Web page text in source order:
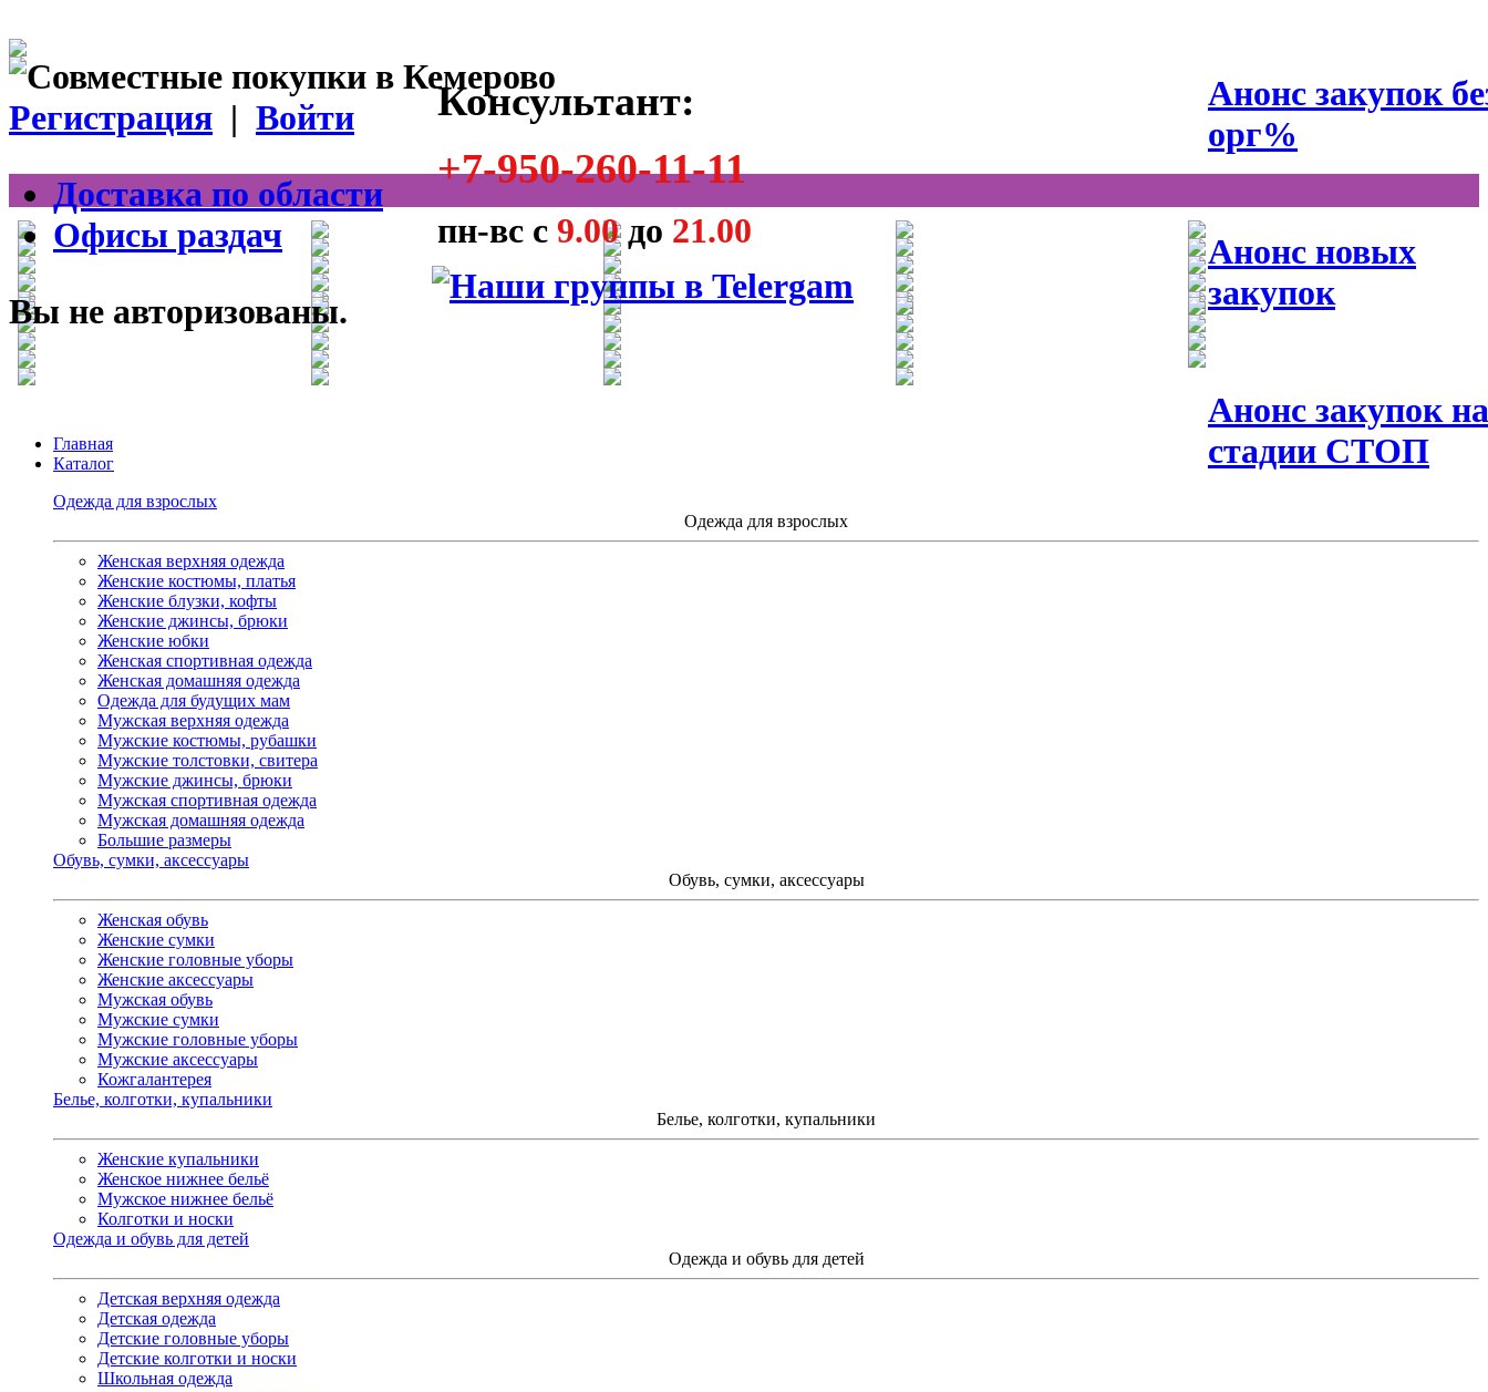
Анонс закупок
орг%
Анонс новых
закупок
Анонс закупок на
стадии СТОП
Консультант:
+7-950-260-11-11
пн-вс с 9.00до 21.00
Регистрация | Войти
Доставка по области
Офисы раздач
Вы не авторизованы.
Главная
Каталог
Одежда для взрослых
Одежда для взрослых
Женская верхняя одежда
Женские костюмы, платья
Женские блузки, кофты
Женские джинсы, брюки
Женские юбки
Женская спортивная одежда
Женская домашняя одежда
Одежда для будущих мам
Мужская верхняя одежда
Мужские костюмы, рубашки
Мужские толстовки, свитера
Мужские джинсы, брюки
Мужская спортивная одежда
Мужская домашняя одежда
Большие размеры
Обувь, сумки, аксессуары
Обувь, сумки, аксессуары
Женская обувь
Женские сумки
Женские головные уборы
Женские аксессуары
Мужская обувь
Мужские сумки
Мужские головные уборы
Мужские аксессуары
Кожгалантерея
Белье, колготки, купальники
Белье, колготки, купальники
Женские купальники
Женское нижнее бельё
Мужское нижнее бельё
Колготки и носки
Одежда и обувь для детей
Одежда и обувь для детей
Детская верхняя одежда
Детская одежда
Детские головные уборы
Детские колготки и носки
Школьная одежда